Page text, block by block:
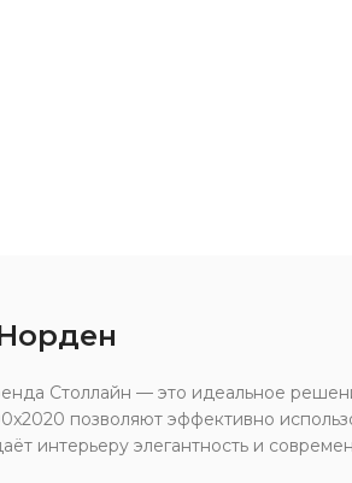
Столлайн — это идеальное
позволяют эффективно
интерьеру элегантность и